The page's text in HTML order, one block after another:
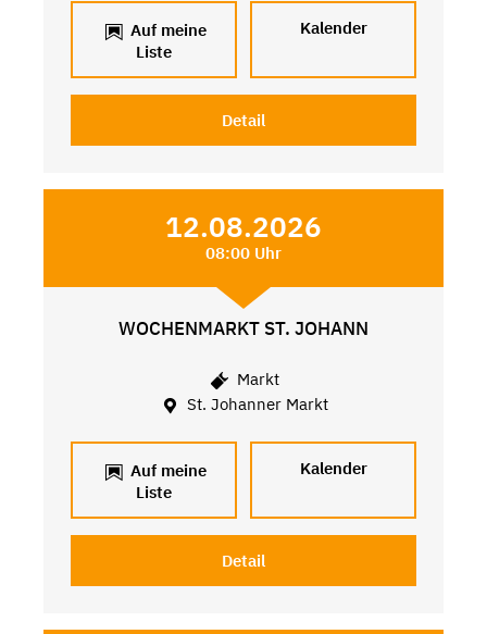
Auf meine
Liste
Kalender
Detail
12.08.2026
08:00 Uhr
WOCHENMARKT ST. JOHANN
Markt
St. Johanner Markt
Auf meine
Liste
Kalender
Detail